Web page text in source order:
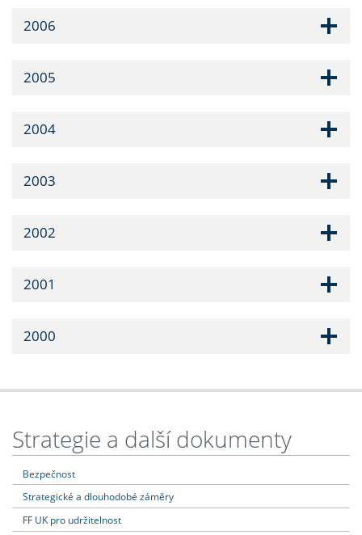
2006
2005
2004
2003
2002
2001
2000
Strategie a další dokumenty
Bezpečnost
Strategické a dlouhodobé záměry
FF UK pro udržitelnost